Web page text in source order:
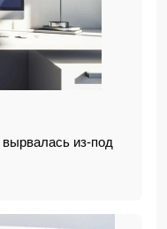
из-под